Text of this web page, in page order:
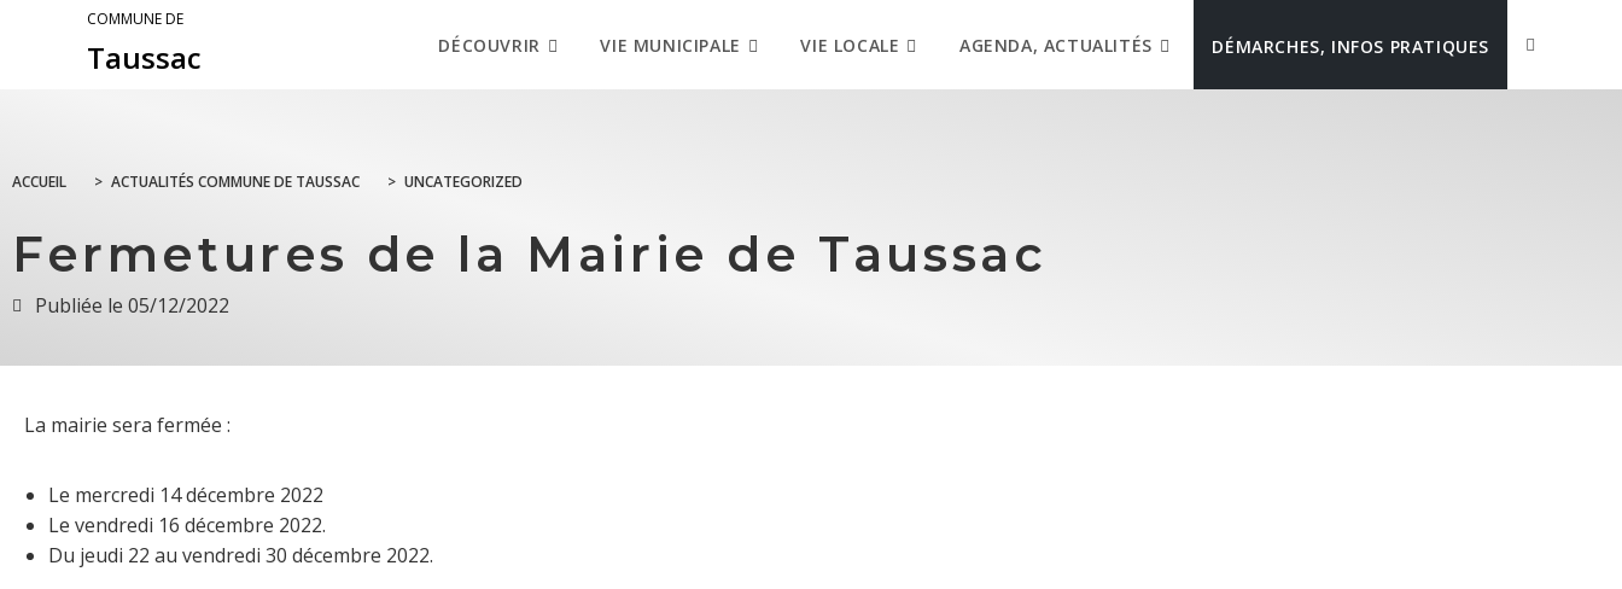
COMMUNE DE
Taussac DÉCOUVRIR VIE MUNICIPALE VIE LOCALE AGENDA, ACTUALITÉS DÉMARCHES, INFOS PRATIQUES
ACCUEIL > ACTUALITÉS COMMUNE DE TAUSSAC > UNCATEGORIZED
Fermetures de la Mairie de Taussac
Publiée le 05/12/2022
La mairie sera fermée :
Le mercredi 14 décembre 2022
Le vendredi 16 décembre 2022.
Du jeudi 22 au vendredi 30 décembre 2022.